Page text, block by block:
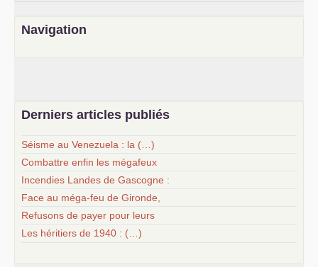
Navigation
Derniers articles publiés
Séisme au Venezuela : la (…)
Combattre enfin les mégafeux
Incendies Landes de Gascogne :
Face au méga-feu de Gironde,
Refusons de payer pour leurs
Les héritiers de 1940 : (…)